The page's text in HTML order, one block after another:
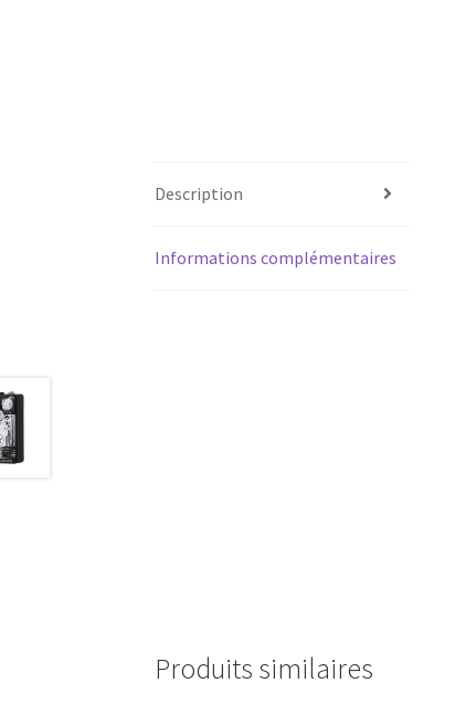
Description
Informations complémentaires
Produits similaires